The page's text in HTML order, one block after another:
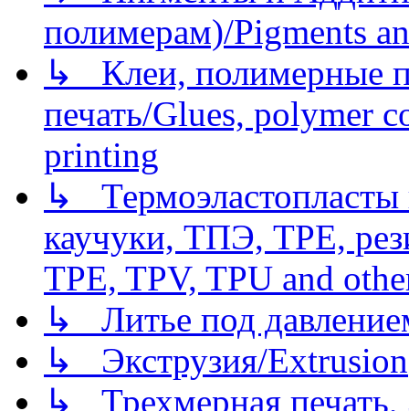
полимерам)/Pigments
↳ Клеи, полимерные
печать/Glues, polymer
printing
↳
каучуки, ТПЭ, TPE,
TPE, TPV, TPU and
↳ Литье под
↳ Экструзия/Extrusion
↳ Трехмерная